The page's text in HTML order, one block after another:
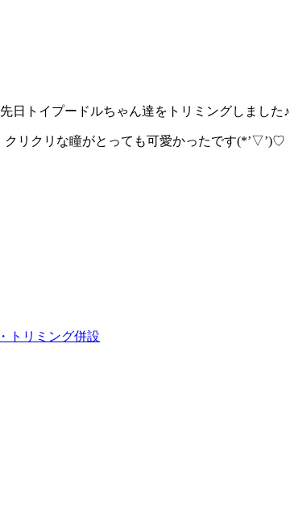
先日トイプードルちゃん達をトリミングしました♪
クリクリな瞳がとっても可愛かったです(*’▽’)♡